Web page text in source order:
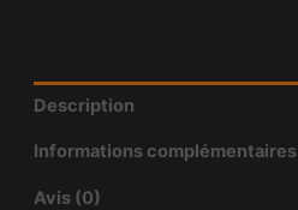
Description
Informations complémentaires
Avis (0)